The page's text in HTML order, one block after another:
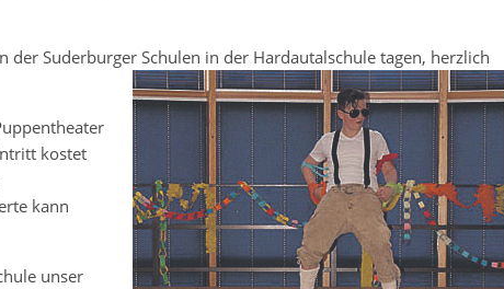
Suderburger Schulen in der Hardautalschule tagen, herzlich
kostet
kann
unser